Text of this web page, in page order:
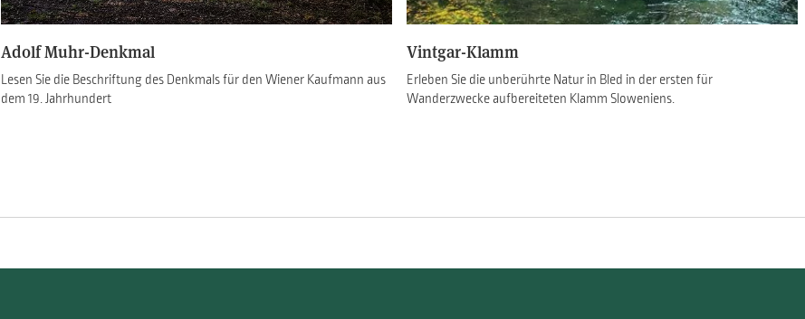
Adolf Muhr-Denkmal
Lesen Sie die Beschriftung des Denkmals für den Wiener Kaufmann aus
dem 19. Jahrhundert
Vintgar-Klamm
Erleben Sie die unberührte Natur in Bled in der ersten für
Wanderzwecke aufbereiteten Klamm Sloweniens.